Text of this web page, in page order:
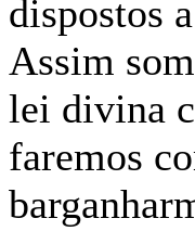
dispostos
Assim
lei divina
faremos